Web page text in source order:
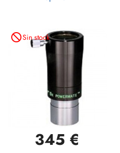
not_interestedSin stock
345 €